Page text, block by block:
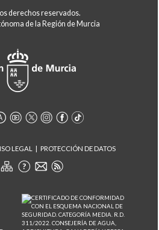
derechos reservados.
de la Región de Murcia
LEGAL PROTECCIÓN DE DATOS